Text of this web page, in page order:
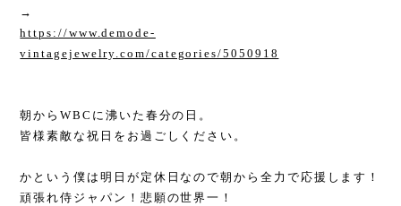
→
https://www.demode-
vintagejewelry.com/categories/5050918
朝からWBCに沸いた春分の日。
皆様素敵な祝日をお過ごしください。
かという僕は明日が定休日なので朝から全力で応援します！
頑張れ侍ジャパン！悲願の世界一！